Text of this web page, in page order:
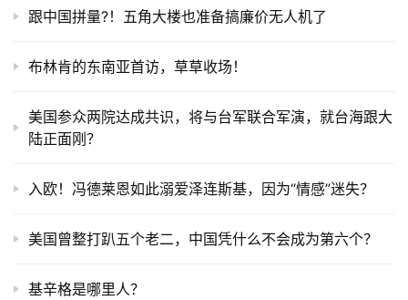
陆正面刚？
入欧！冯德莱恩如此溺爱泽连斯基，因为“情感”迷失？
美国曾整打趴五个老二，中国凭什么不会成为第六个？